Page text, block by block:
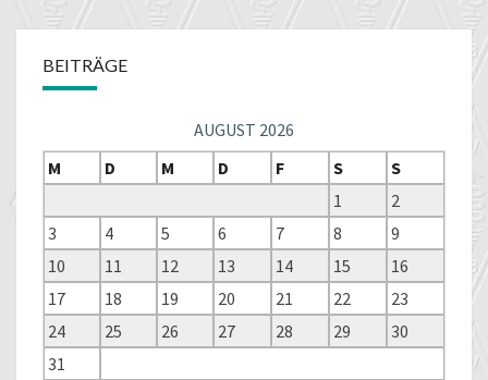
BEITRÄGE
AUGUST 2026
M
D M D F S
S
1
2
3
4 5 6 7 8
9
10
11 12 13 14 15
16
17
18 19 20 21 22
23
24
25 26 27 28 29
30
31